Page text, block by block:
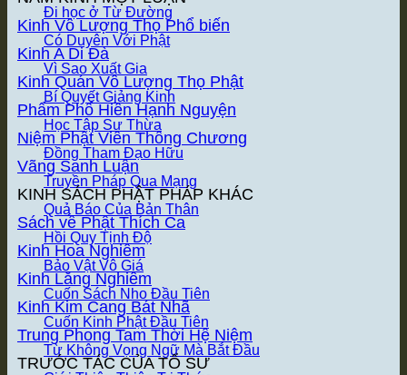
Đi học ở Từ Đường
Có Duyên Với Phật
Vì Sao Xuất Gia
Bí Quyết Giảng Kinh
Học Tập Sư Thừa
Đồng Tham Đạo Hữu
Truyền Pháp Qua Mạng
Quả Báo Của Bản Thân
Hồi Quy Tịnh Độ
Bảo Vật Vô Giá
Cuốn Sách Nho Đầu Tiên
Cuốn Kinh Phật Đầu Tiên
Từ Không Vọng Ngữ Mà Bắt Đầu
Kinh Vô Lượng Thọ
Kinh A Di Đà
Kinh Quán Vô Lượng Thọ Phật
Phẩm Phổ Hiền Hạnh Nguyện
Niệm Phật Viên Thông Chương
Vãng Sanh Luận
KINH SÁCH PHẬT PHÁP KHÁC
Sách về Phật Thích Ca
Kinh Hoa Nghiêm
Kinh Lăng Nghiêm
Kinh Kim Cang Bát Nhã
Trung Phong Tam Thời Hệ Niệm
TRƯỚC TÁC CỦA TỔ SƯ